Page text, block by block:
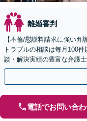
離婚審判
【不倫/慰謝料請求に強い
トラブルの相談は毎月100
談・解決実績の豊富な弁護
倫相談は初回0円】【全国対
電話でお問い合